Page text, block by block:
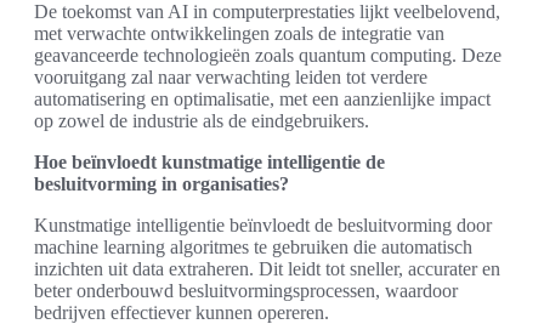
De toekomst van AI in computerprestaties lijkt veelbelovend,
met verwachte ontwikkelingen zoals de integratie van
geavanceerde technologieën zoals quantum computing. Deze
vooruitgang zal naar verwachting leiden tot verdere
automatisering en optimalisatie, met een aanzienlijke impact
op zowel de industrie als de eindgebruikers.
Hoe beïnvloedt kunstmatige intelligentie de
besluitvorming in organisaties?
Kunstmatige intelligentie beïnvloedt de besluitvorming door
machine learning algoritmes te gebruiken die automatisch
inzichten uit data extraheren. Dit leidt tot sneller, accurater en
beter onderbouwd besluitvormingsprocessen, waardoor
bedrijven effectiever kunnen opereren.